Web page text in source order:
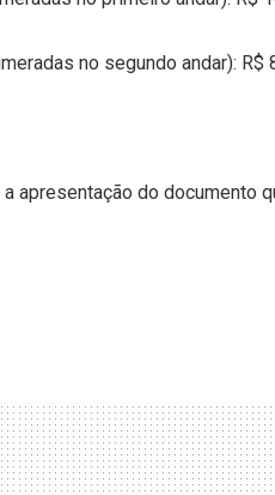
no segundo andar): R$
apresentação do documento